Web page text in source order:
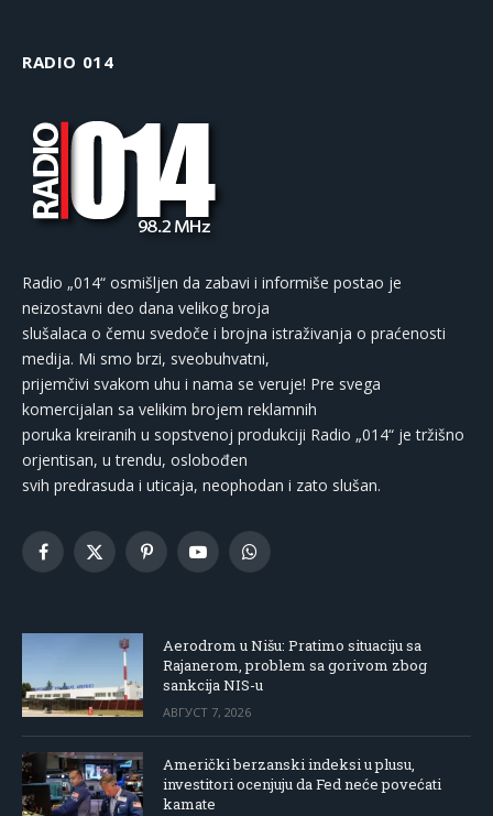
RADIO 014
Radio „014“ osmišljen da zabavi i informiše postao je
neizostavni deo dana velikog broja
slušalaca o čemu svedoče i brojna istraživanja o praćenosti
medija. Mi smo brzi, sveobuhvatni,
prijemčivi svakom uhu i nama se veruje! Pre svega
komercijalan sa velikim brojem reklamnih
poruka kreiranih u sopstvenoj produkciji Radio „014“ je tržišno
orjentisan, u trendu, oslobođen
svih predrasuda i uticaja, neophodan i zato slušan.
Facebook
X
PinterestYouTubeWhatsApp
Aerodrom u Nišu: Pratimo situaciju sa
Rajanerom, problem sa gorivom zbog
sankcija NIS-u
АВГУСТ 7, 2026
Američki berzanski indeksi u plusu,
investitori ocenjuju da Fed neće povećati
kamate